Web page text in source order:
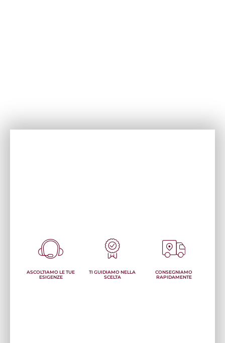
ASCOLTIAMO LE TUE
ESIGENZE
TI GUIDIAMO NELLA
SCELTA
CONSEGNIAMO
RAPIDAMENTE